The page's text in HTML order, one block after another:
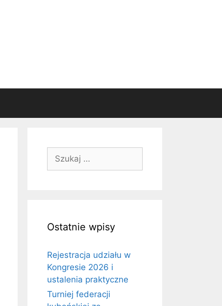
Ostatnie wpisy
Rejestracja udziału w
Kongresie 2026 i
ustalenia praktyczne
Turniej federacji